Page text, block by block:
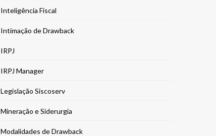
Inteligência Fiscal
Intimação de Drawback
IRPJ
IRPJ Manager
Legislação Siscoserv
Mineração e Siderurgia
Modalidades de Drawback